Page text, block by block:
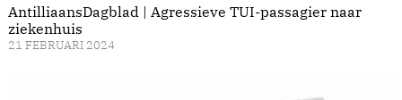
AntilliaansDagblad | Agressieve TUI-passagier naar
ziekenhuis
21 FEBRUARI 2024